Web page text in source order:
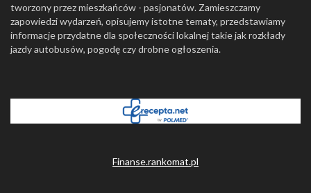
tworzony przez mieszkańców - pasjonatów. Zamieszczamy
zapowiedzi wydarzeń, opisujemy istotne tematy, przedstawiamy
informacje przydatne dla społeczności lokalnej takie jak rozkłady
jazdy autobusów, pogodę czy drobne ogłoszenia.
Finanse.rankomat.pl